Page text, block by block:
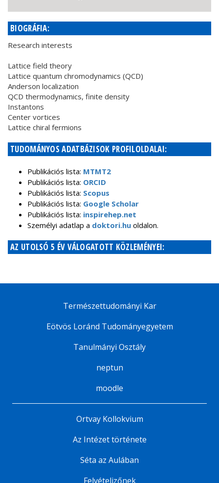
BIOGRÁFIA:
Research interests
Lattice field theory
Lattice quantum chromodynamics (QCD)
Anderson localization
QCD thermodynamics, finite density
Instantons
Center vortices
Lattice chiral fermions
TUDOMÁNYOS ADATBÁZISOK PROFILOLDALAI:
Publikációs lista: MTMT2
Publikációs lista: ORCID
Publikációs lista: Scopus
Publikációs lista: Google Scholar
Publikációs lista: inspirehep.net
Személyi adatlap a doktori.hu oldalon.
AZ UTOLSÓ 5 ÉV VÁLOGATOTT KÖZLEMÉNYEI:
Természettudományi Kar
Eötvös Loránd Tudományegyetem
Tanulmányi Osztály
neptun
moodle
Ortvay Kollokvium
Az Intézet története
Séta az Aulában
Felvételizőnek